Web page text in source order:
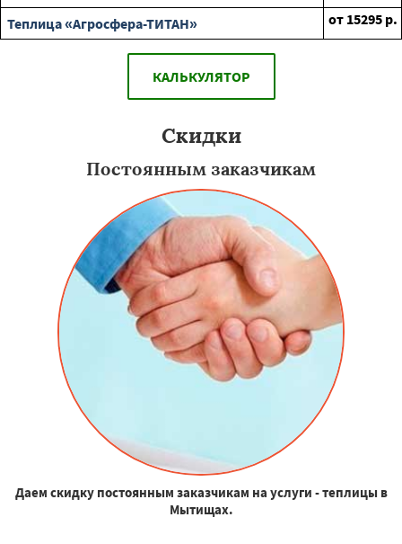
Теплица «Агросфера-ТИТАН»
от 15295 р.
КАЛЬКУЛЯТОР
Скидки
Постоянным заказчикам
Даем скидку постоянным заказчикам на услуги - теплицы в
Мытищах.